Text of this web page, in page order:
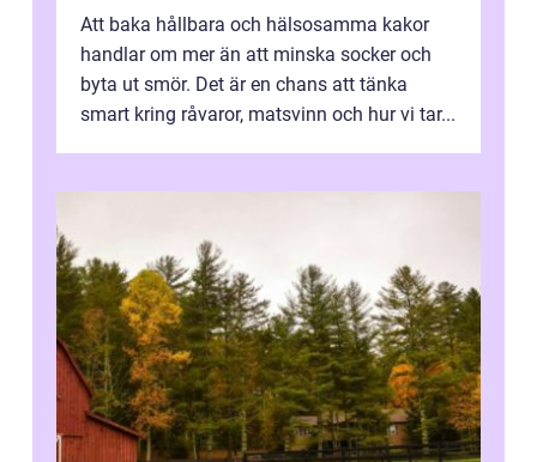
Att baka hållbara och hälsosamma kakor
handlar om mer än att minska socker och
byta ut smör. Det är en chans att tänka
smart kring råvaror, matsvinn och hur vi tar...